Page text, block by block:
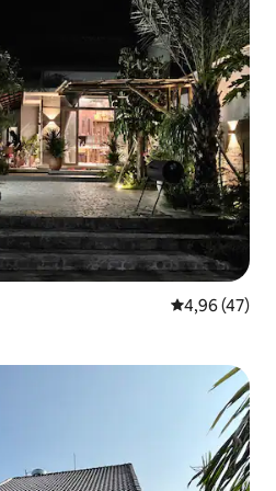
Xếp hạng
4,96 (47)